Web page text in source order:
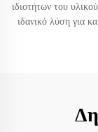
ιδιοτήτων του
ιδανικό λύση για